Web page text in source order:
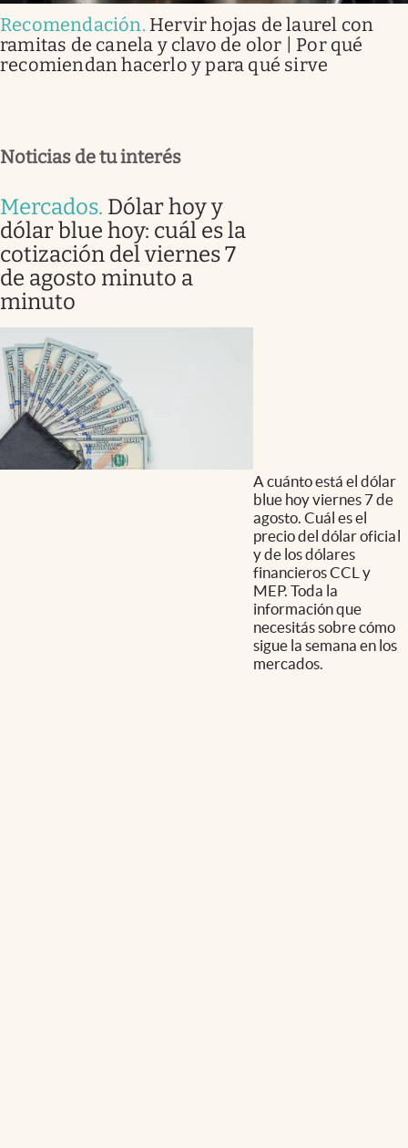
Recomendación. Hervir hojas de laurel con
ramitas de canela y clavo de olor | Por qué
recomiendan hacerlo y para qué sirve
Noticias de tu interés
Mercados. Dólar hoy y
dólar blue hoy: cuál es la
cotización del viernes 7
de agosto minuto a
minuto
A cuánto está el dólar
blue hoy viernes 7 de
agosto. Cuál es el
precio del dólar oficial
y de los dólares
financieros CCL y
MEP. Toda la
información que
necesitás sobre cómo
sigue la semana en los
mercados.